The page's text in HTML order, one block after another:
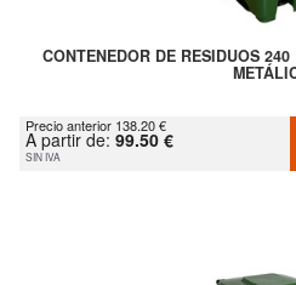
CONTENEDOR DE RESIDUOS
Precio anterior 138.20 €
A partir de: 99.50 €
SIN IVA